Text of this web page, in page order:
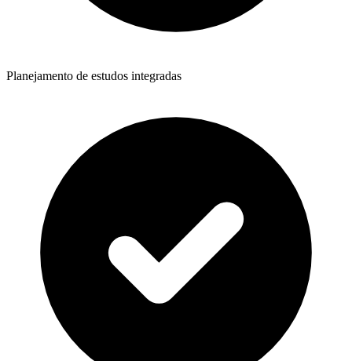
Planejamento de estudos integradas